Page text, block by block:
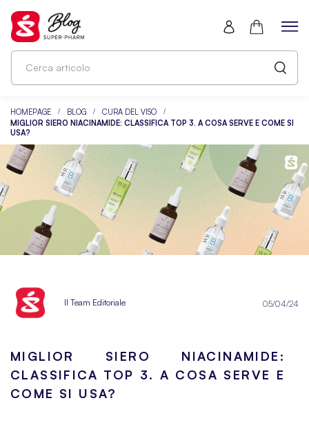
HOMEPAGE BLOG
CURA DEL VISO
MIGLIOR SIERO NIACINAMIDE: CLASSIFICA TOP 3. A COSA SERVE E COME SI
USA?
Il Team Editoriale 05/04/24
MIGLIOR SIERO NIACINAMIDE:
CLASSIFICA TOP 3. A COSA SERVE E
COME SI USA?